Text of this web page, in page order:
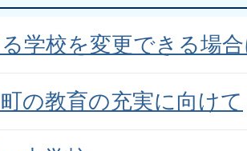
学校を変更できる場
の教育の充実に向けて